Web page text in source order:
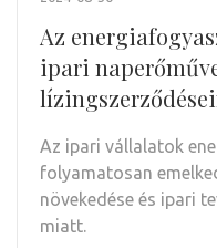
Az
ipari
Az ipari vállalatok
folyamatosan
növekedése és ipari
miatt.